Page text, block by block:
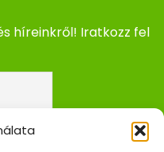
híreinkről! Iratkozz fel